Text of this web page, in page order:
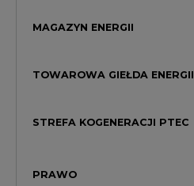
MAGAZYN ENERGII
TOWAROWA GIEŁDA ENERGII
STREFA KOGENERACJI PTEC
PRAWO